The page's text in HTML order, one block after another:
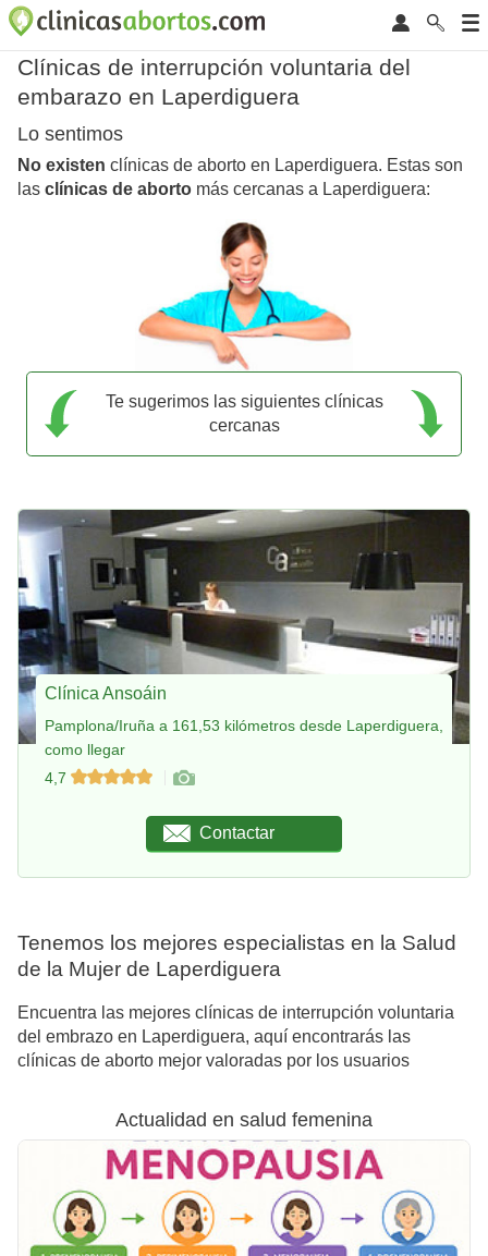
Clínicas de interrupción voluntaria del
embarazo en Laperdiguera
Lo sentimos
No existen clínicas de aborto en Laperdiguera. Estas son
las clínicas de aborto más cercanas a Laperdiguera:
Te sugerimos las siguientes clínicas
cercanas
Clínica Ansoáin
Pamplona/Iruña a 161,53 kilómetros desde Laperdiguera,
como llegar
4,7
Contactar
Tenemos los mejores especialistas en la Salud
de la Mujer de Laperdiguera
Encuentra las mejores clínicas de interrupción voluntaria
del embrazo en Laperdiguera, aquí encontrarás las
clínicas de aborto mejor valoradas por los usuarios
Actualidad en salud femenina